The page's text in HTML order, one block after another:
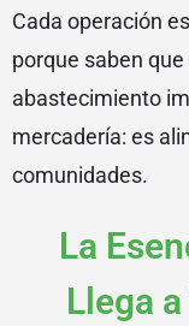
Cada operación
porque saben
abastecimiento
mercadería: es
comunidades.
La
Llega